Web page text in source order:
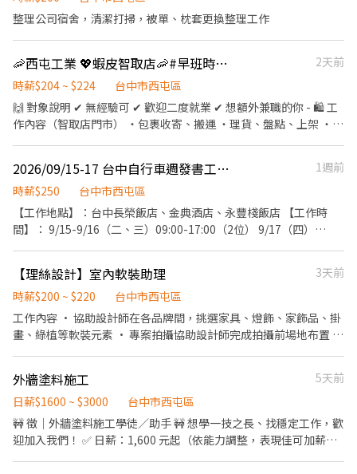
整理公司宿舍，清潔打掃，被單、枕套更換整理工作
🦐西屯工業 💖蝦皮智取店🦐#早班時薪 #晚班時薪 #完整教育訓練
2天前
時薪$204 ~ $224
台中市西屯區
🙌 對象說明 ✔ 無經驗可 ✔ 歡迎二度就業 ✔ 想額外兼職的你 - 🛍 工
作內容（智取店門市） ・包裹收寄、搬運 ・理貨、盤點、上架 ・維
教育訓練&實體實習，皆有計薪 - 📍 班別說明 🔹 早班兼職： 🕖 早
班：07:00–12:00 （需六日兩天+平日至少2天，可彈性於 07:00–
08:30 間到班） - 🔹 晚班兼職： 🌙 晚班：17:30–22:30 (需六日兩天
+平日至少2天，可於17:30 - 22:30排班) - 每日會安排 3–6 間門市
（依區域與貨量調整） - 💰 薪資待遇 ・早班：$204／時 ・晚班：
帳戶（無現領） - 📚 培訓制度 ・完整線上／實體教育訓練 ・實體門
市實習與考核 👉 訓練與實習期間皆有計薪 - 立即應徵:加賴
2026/09/15-17 台中自行車週發書工作人員
1週前
時薪$250
台中市西屯區
【工作地點】：台中長榮飯店、金典酒店、永豐棧飯店 【工作時
間】： 9/15-9/16（二、三）09:00-17:00（2位） 9/17（四）
（乾淨平整）、牛仔長褲或是深色褲子、球鞋 【工作內容】： 1. 需
推車裝載雜誌，於長榮飯店、金典酒店、永豐棧酒店進行發書。 2.
需主動尋找潛在受眾或指定攤位派發文宣/書籍，並非定點站立。 3.
需自備機車。 4.維持推車上書籍擺放整齊，並於發送時注意禮貌。
店路線優先錄取。 3. 展期3天皆可配合者優先錄取，不接受臨時換
人。 4. 請附上簡單履歷與近期生活照。意者，請寄您的履歷至
【理絲設計】室內軟裝助理
3天前
時薪$200 ~ $220
台中市西屯區
工作內容 • 協助設計師在各品牌間，挑選家具、燈飾、家飾品、掛
畫、綠植等軟裝元素 • 專案拍攝協助設計師完成拍攝前場地布置 •
• 協助退換貨與售後問題處理 • 軟裝品項標籤、編碼與庫存管理
• 與供應商及物流對接、跟進到貨與品質狀況 • 協助家具、燈具及
家飾等產品開發，包含設計發想、材料蒐集、打樣確認及供應商溝
通 • 定期蒐集並整理家具、燈具、家飾等市場趨勢與新品資訊，維
持團隊的資訊領先 • 協助處理專案相關行政作業，如資料整理、文
外牆塗料施工
5天前
日薪$1600 ~ $3000
台中市西屯區
🚧 徵｜外牆塗料施工學徒／助手 🚧 想學一技之長、找穩定工作，歡
迎加入我們！ ✅ 日薪：1,600 元起（依能力調整，表現佳可加薪）